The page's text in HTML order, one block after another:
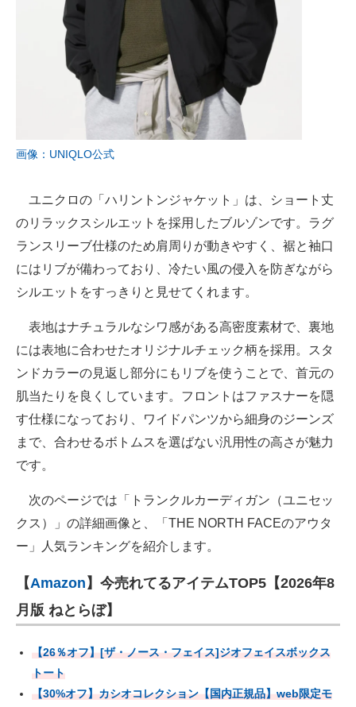
画像：UNIQLO公式
ユニクロの「ハリントンジャケット」は、ショート丈
のリラックスシルエットを採用したブルゾンです。ラグ
ランスリーブ仕様のため肩周りが動きやすく、裾と袖口
にはリブが備わっており、冷たい風の侵入を防ぎながら
シルエットをすっきりと見せてくれます。
表地はナチュラルなシワ感がある高密度素材で、裏地
には表地に合わせたオリジナルチェック柄を採用。スタ
ンドカラーの見返し部分にもリブを使うことで、首元の
肌当たりを良くしています。フロントはファスナーを隠
す仕様になっており、ワイドパンツから細身のジーンズ
まで、合わせるボトムスを選ばない汎用性の高さが魅力
です。
次のページでは「トランクルカーディガン（ユニセッ
クス）」の詳細画像と、「THE NORTH FACEのアウタ
ー」人気ランキングを紹介します。
【Amazon 】今売れてるアイテムTOP5【2026年8
月版 ねとらぼ】
【26％オフ】[ザ・ノース・フェイス]ジオフェイスボックス
トート
【30%オフ】カシオコレクション【国内正規品】web限定モ